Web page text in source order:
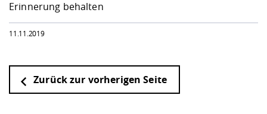
Erinnerung behalten
11.11.2019
Zurück zur vorherigen Seite